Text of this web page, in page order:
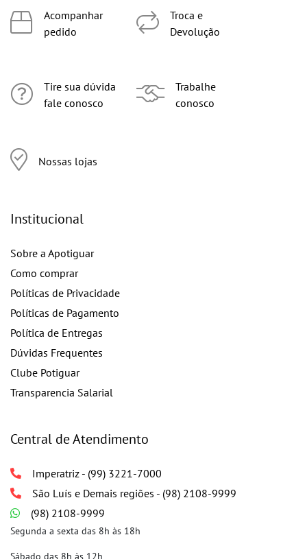
Acompanhar
pedido
Tire sua dúvida
fale conosco
Nossas lojas
Troca e
Devolução
Trabalhe
conosco
Institucional
Sobre a Apotiguar
Como comprar
Políticas de Privacidade
Políticas de Pagamento
Política de Entregas
Dúvidas Frequentes
Clube Potiguar
Transparencia Salarial
Central de Atendimento
Imperatriz - (99) 3221-7000
São Luís e Demais regiões - (98) 2108-9999
(98) 2108-9999
Segunda a sexta das 8h às 18h
Sábado das 8h às 12h